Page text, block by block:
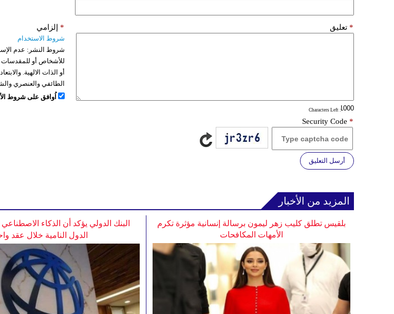
تعليق *
: Characters Left
إلزامي *
شروط الاستخدام
شروط النشر: عدم
للأشخاص أو للمقدسات
أو الذات الالهية.
الطائفي والعنصري
اُوافق على شروط
Security Code *
أرسل التعليق
المزيد من الأخبار
البنك الدولي يؤكد أن الذكاء
الدول النامية خلال عقد
بلقيس تطلق كليب زهر ليمون برسالة إنسانية مؤثرة تكرم
الأمهات المكافحات